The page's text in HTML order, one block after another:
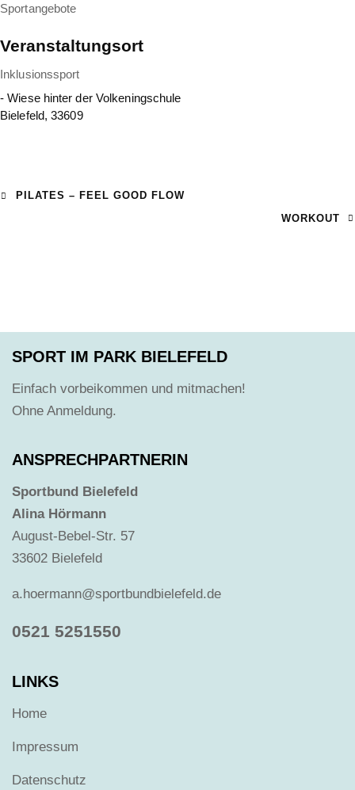
Sportangebote
Veranstaltungsort
Inklusionssport
- Wiese hinter der Volkeningschule
Bielefeld, 33609
PILATES – FEEL GOOD FLOW
WORKOUT
SPORT IM PARK BIELEFELD
Einfach vorbeikommen und mitmachen!
Ohne Anmeldung.
ANSPRECHPARTNERIN
Sportbund Bielefeld
Alina Hörmann
August-Bebel-Str. 57
33602 Bielefeld
a.hoermann@sportbundbielefeld.de
0521 5251550
LINKS
Home
Impressum
Datenschutz